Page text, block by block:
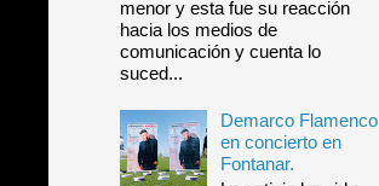
menor y esta fue su reacción
hacia los medios de
comunicación y cuenta lo
suced...
Demarco Flamenco
en concierto en
Fontanar.